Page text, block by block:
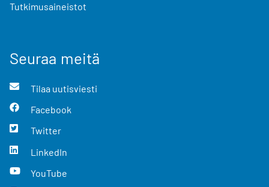
Tutkimusaineistot
Seuraa meitä
Tilaa uutisviesti
Facebook
Twitter
LinkedIn
YouTube